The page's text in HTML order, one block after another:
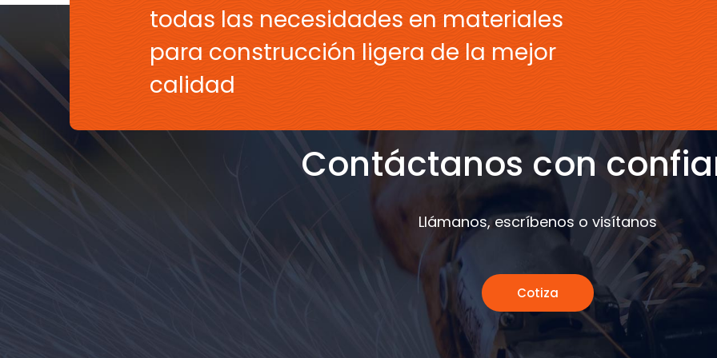
todas las necesidades en materiales
para construcción ligera de la mejor
calidad
Contáctanos con
Llámanos, escríbenos o visítanos
Cotiza